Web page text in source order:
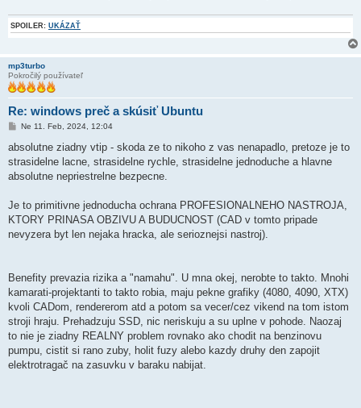
SPOILER: UKÁZAŤ
mp3turbo
Pokročilý používateľ
Re: windows preč a skúsiť Ubuntu
P
í
p
e
k
Ne 11. Feb, 2024, 12:04
absolutne ziadny vtip - skoda ze to nikoho z vas nenapadlo, pretoze je to
strasidelne lacne, strasidelne rychle, strasidelne jednoduche a hlavne
absolutne nepriestrelne bezpecne.
Je to primitivne jednoducha ochrana PROFESIONALNEHO NASTROJA,
KTORY PRINASA OBZIVU A BUDUCNOST (CAD v tomto pripade
nevyzera byt len nejaka hracka, ale serioznejsi nastroj).
Benefity prevazia rizika a "namahu". U mna okej, nerobte to takto. Mnohi
kamarati-projektanti to takto robia, maju pekne grafiky (4080, 4090, XTX)
kvoli CADom, rendererom atd a potom sa vecer/cez vikend na tom istom
stroji hraju. Prehadzuju SSD, nic neriskuju a su uplne v pohode. Naozaj
to nie je ziadny REALNY problem rovnako ako chodit na benzinovu
pumpu, cistit si rano zuby, holit fuzy alebo kazdy druhy den zapojit
elektrotragač na zasuvku v baraku nabijat.